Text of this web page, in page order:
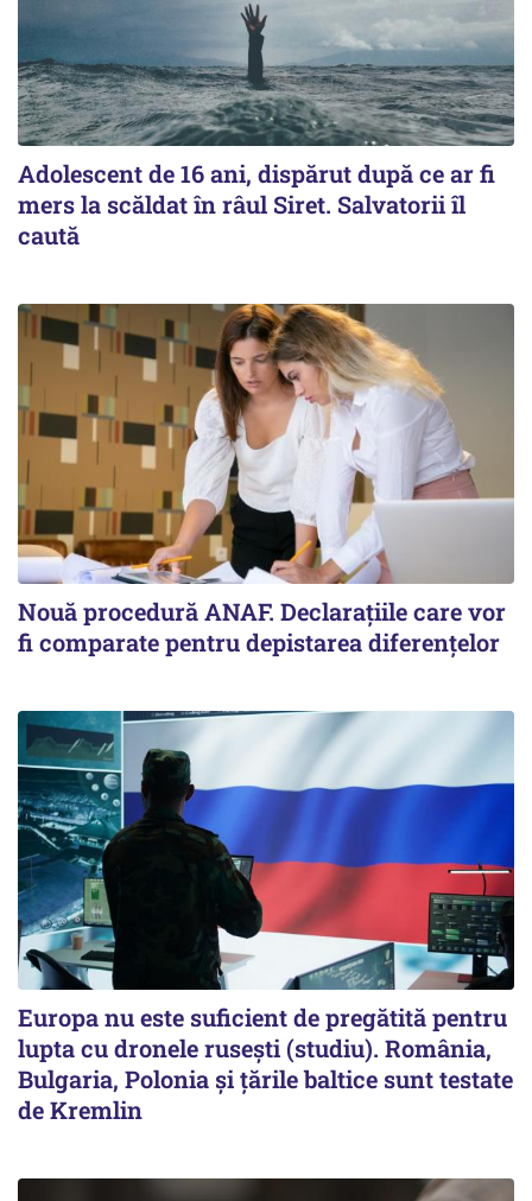
Adolescent de 16 ani, dispărut după ce ar fi
mers la scăldat în râul Siret. Salvatorii îl
caută
Nouă procedură ANAF. Declarațiile care vor
fi comparate pentru depistarea diferențelor
Europa nu este suficient de pregătită pentru
lupta cu dronele rusești (studiu). România,
Bulgaria, Polonia și țările baltice sunt testate
de Kremlin